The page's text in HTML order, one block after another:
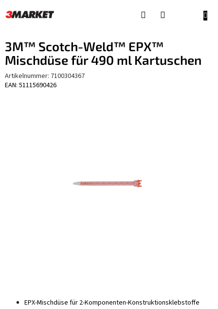
Inhalt
3M™ Scotch-Weld™ EPX™
Mischdüse für 490 ml Kartuschen
Artikelnummer: 7100304367
EAN: 51115690426
EPX-Mischdüse für 2-Komponenten-Konstruktionsklebstoffe